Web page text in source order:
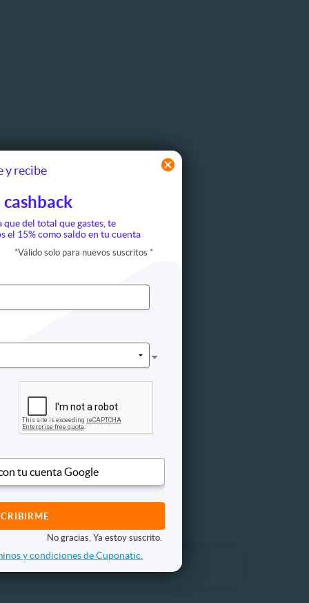
y recibe
cashback
que del total que gastes, te
el 15% como saldo en tu cuenta
*Válido solo para nuevos suscritos *
tu cuenta Google
No gracias, Ya estoy suscrito.
y condiciones de Cuponatic.
Cine